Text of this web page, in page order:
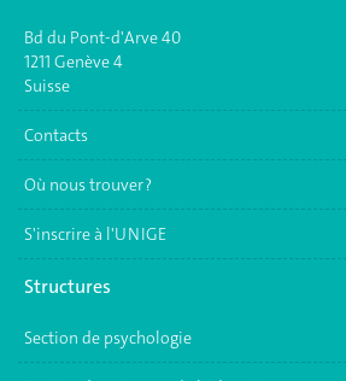
Bd du Pont-d'Arve 40
1211 Genève 4
Suisse
Contacts
Où nous trouver ?
S'inscrire à l'UNIGE
Structures
Section de psychologie